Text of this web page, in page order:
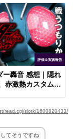
評価＆実践報告
ー轟音 感想｜隠れ
赤激熱カスタムの
read.cgi/slotk/1600820433/
てそうですね